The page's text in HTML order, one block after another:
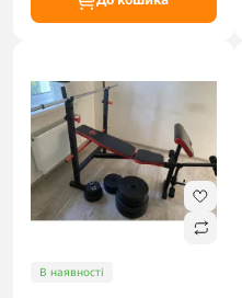
В наявності